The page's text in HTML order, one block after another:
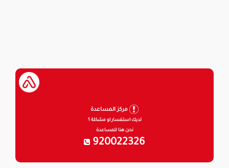
مركز المساعدة
لديك استفسار او مشكلة ؟
نحن هنا للمساعدة
920022326